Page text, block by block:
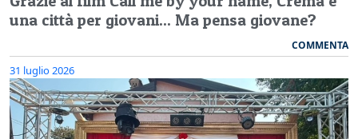
una città per giovani... Ma pensa giovane?
COMMENTA
31 luglio 2026